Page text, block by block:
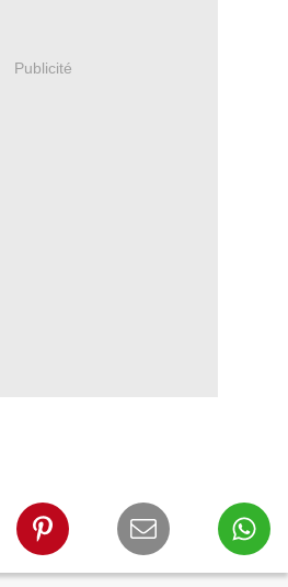
Publicité